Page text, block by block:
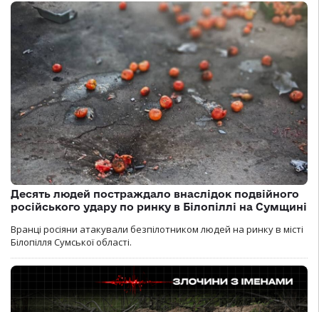
Десять людей постраждало внаслідок подвійного
російського удару по ринку в Білопіллі на Сумщині
Вранці росіяни атакували безпілотником людей на ринку в місті
Білопілля Сумської області.